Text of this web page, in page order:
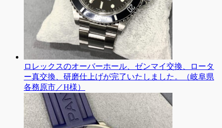
ロレックスのオーバーホール、ゼンマイ交換、ロータ
ー真交換、研磨仕上げが完了いたしました。（岐阜県
各務原市／H様）